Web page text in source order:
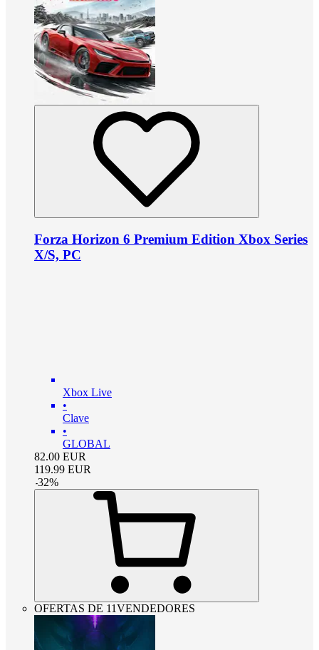
Forza Horizon 6 Premium Edition Xbox Series
X/S, PC
Xbox Live
•
Clave
•
GLOBAL
82.00 EUR
119.99 EUR
-32%
OFERTAS DE 11VENDEDORES